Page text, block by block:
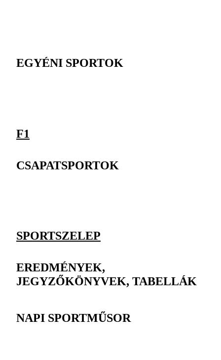
EGYÉNI SPORTOK
F1
CSAPATSPORTOK
SPORTSZELEP
EREDMÉNYEK,
JEGYZŐKÖNYVEK, TABELLÁK
NAPI SPORTMŰSOR